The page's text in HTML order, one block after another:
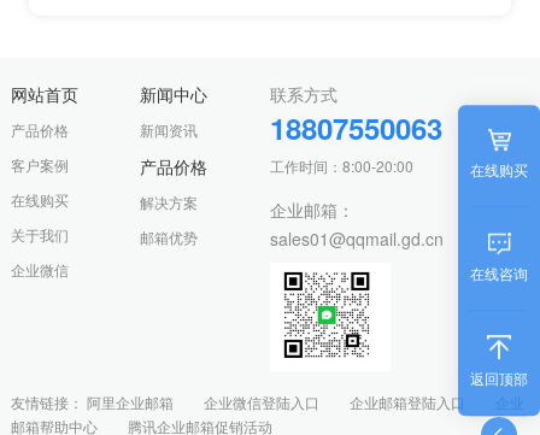
网站首页
产品价格
客户案例
在线购买
关于我们
企业微信
新闻中心
新闻资讯
产品价格
解决方案
邮箱优势
联系方式
18807550063
工作时间：8:00-20:00
企业邮箱：
sales01@qqmail.gd.cn
友情链接： 阿里企业邮箱 企业微信登陆入口 企业邮箱登陆入口
邮箱帮助中心
腾讯企业邮箱促销活动
在线购买
在线咨询
返回顶部